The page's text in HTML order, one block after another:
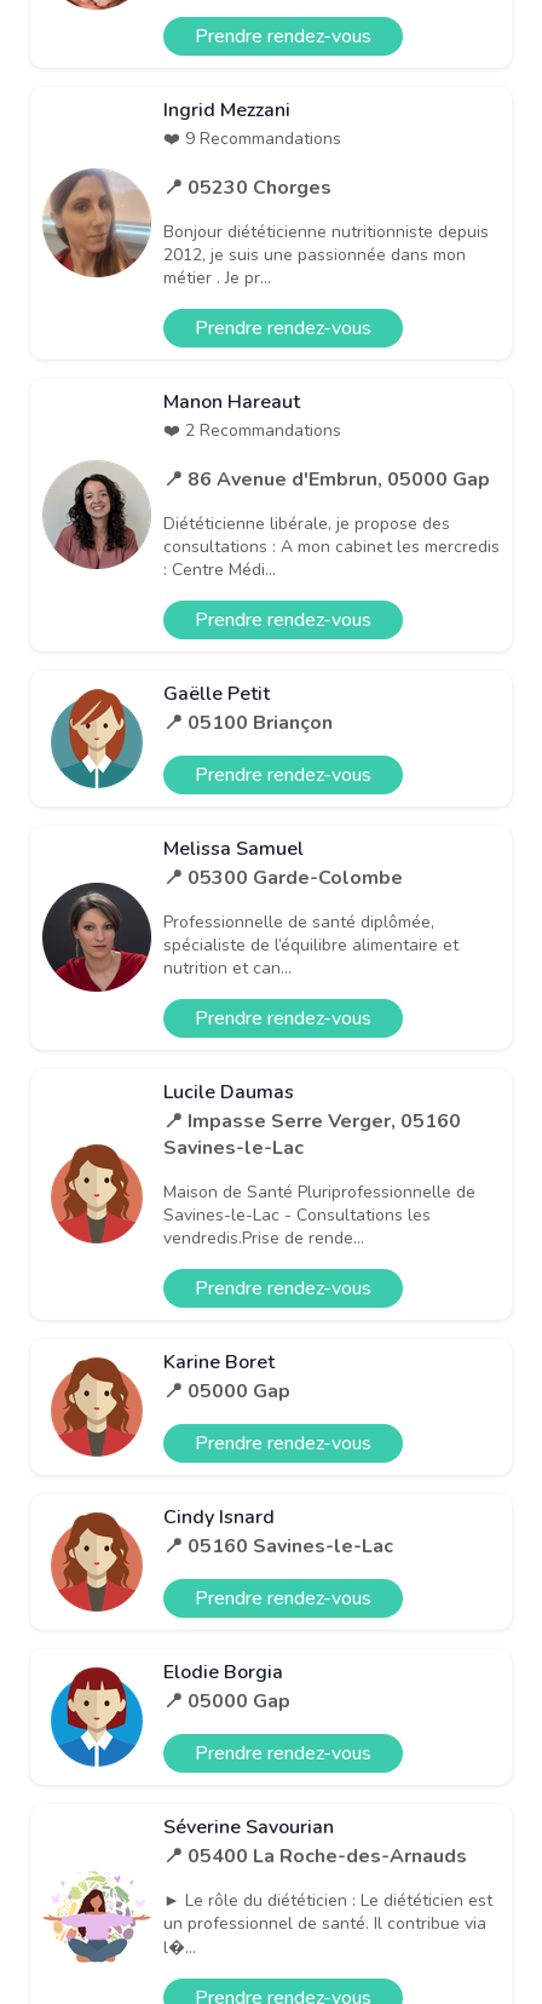
Prendre rendez-vous
Ingrid Mezzani
❤️ 9 Recommandations
📍 05230 Chorges
Bonjour diététicienne nutritionniste depuis
2012, je suis une passionnée dans mon
métier . Je pr...
Prendre rendez-vous
Manon Hareaut
❤️ 2 Recommandations
📍 86 Avenue d'Embrun, 05000 Gap
Diététicienne libérale, je propose des
consultations : A mon cabinet les mercredis
: Centre Médi...
Prendre rendez-vous
Gaëlle Petit
📍 05100 Briançon
Prendre rendez-vous
Melissa Samuel
📍 05300 Garde-Colombe
Professionnelle de santé diplômée,
spécialiste de l’équilibre alimentaire et
nutrition et can...
Prendre rendez-vous
Lucile Daumas
📍 Impasse Serre Verger, 05160
Savines-le-Lac
Maison de Santé Pluriprofessionnelle de
Savines-le-Lac - Consultations les
vendredis.Prise de rende...
Prendre rendez-vous
Karine Boret
📍 05000 Gap
Prendre rendez-vous
Cindy Isnard
📍 05160 Savines-le-Lac
Prendre rendez-vous
Elodie Borgia
📍 05000 Gap
Prendre rendez-vous
Séverine Savourian
📍 05400 La Roche-des-Arnauds
► Le rôle du diététicien : Le diététicien est
un professionnel de santé. Il contribue via
l�...
Prendre rendez-vous